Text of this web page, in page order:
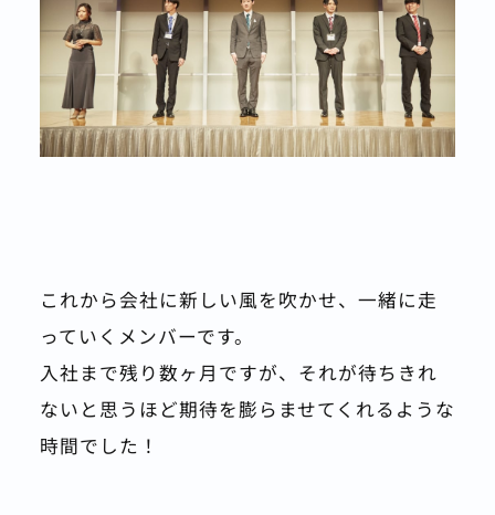
これから会社に新しい風を吹かせ、一緒に走
っていくメンバーです。
入社まで残り数ヶ月ですが、それが待ちきれ
ないと思うほど期待を膨らませてくれるような
時間でした！